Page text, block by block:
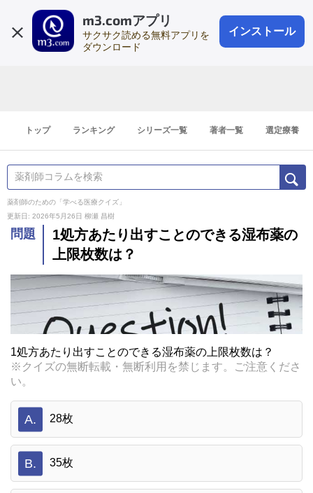
m3.comアプリ
サクサク読める無料アプリを
ダウンロード
インストール
会員登録
登録1分
トップ ランキング シリーズ一覧 著者一覧 選定療養
薬剤師のための「学べる医療クイズ」
更新日: 2026年5月26日 柳瀬 昌樹
問題
1処方あたり出すことのできる湿布薬の
上限枚数は？
1処方あたり出すことのできる湿布薬の上限枚数は？
※クイズの無断転載・無断利用を禁じます。ご注意くださ
い。
A. 28枚
B. 35枚